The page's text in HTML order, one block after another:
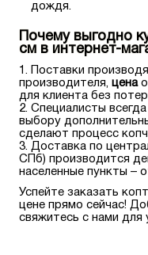
дождя.
Почему выгодно
см в интернет-
Поставки
производителя, цена
для клиента без
Специалисты
выбору
сделают процесс
Доставка по
СПб) производится
населенные пункты –
Успейте заказать
цене прямо сейчас!
свяжитесь с нами для